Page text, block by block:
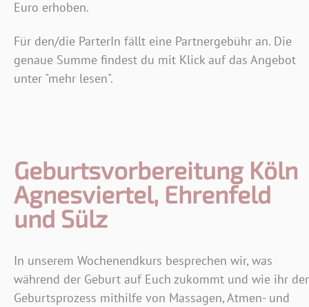
Euro erhoben.
Für den/die ParterIn fällt eine Partnergebühr an. Die
genaue Summe findest du mit Klick auf das Angebot
unter "mehr lesen".
Geburtsvorbereitung Köln
Agnesviertel, Ehrenfeld
und Sülz
In unserem Wochenendkurs besprechen wir, was
während der Geburt auf Euch zukommt und wie ihr
Geburtsprozess mithilfe von Massagen, Atmen- und